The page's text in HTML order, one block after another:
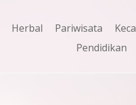
Herbal Pariwisata
Pendidikan